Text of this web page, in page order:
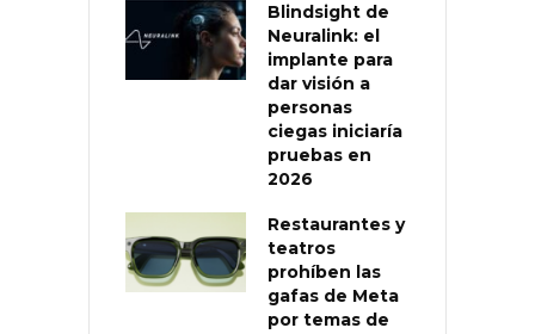
Blindsight de
Neuralink: el
implante para
dar visión a
personas
ciegas iniciaría
pruebas en
2026
Restaurantes y
teatros
prohíben las
gafas de Meta
por temas de